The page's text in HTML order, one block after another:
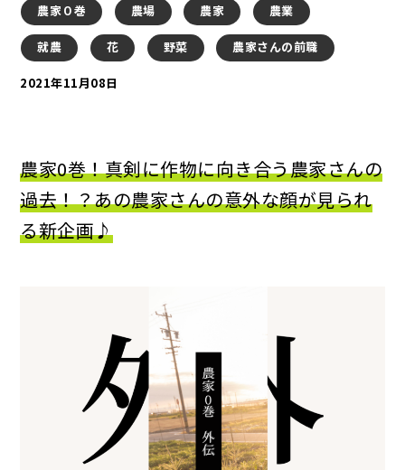
農家０巻 農場 農家 農業
就農 花 野菜 農家さんの前職
2021年11月08日
農家0巻！真剣に作物に向き合う農家さんの
過去！？あの農家さんの意外な顔が見られ
る新企画♪